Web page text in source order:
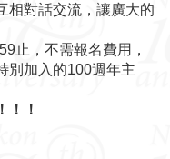
相對話交流，讓廣大的
止，不需報名費用，
別加入的100週年主
！！